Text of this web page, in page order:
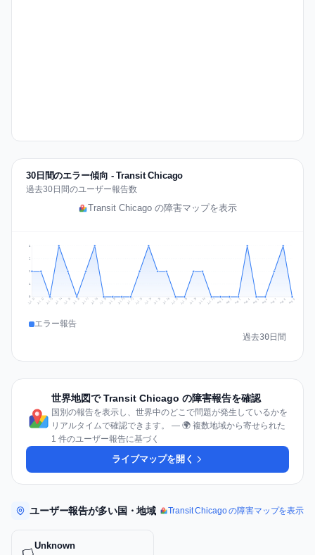
30日間のエラー傾向 - Transit Chicago
過去30日間のユーザー報告数
Transit Chicago の障害マップを表示
1
1
2
2
Jul 11 Jul 12 Jul 13 Jul 14 Jul 15 Jul 16 Jul 17 Jul 18 Jul 19 Jul 20 Jul 21 Jul 22 Jul 23 Jul 24 Jul 25 Jul 26 Jul 27 Jul 28 Jul 29 Jul 30 Jul 31 Aug 1 Aug 2 Aug 3 Aug 4 Aug 5 Aug 6 Aug 7 Aug 8 Aug 9
エラー報告
過去30日間
世界地図で Transit Chicago の障害報告を確認
国別の報告を表示し、世界中のどこで問題が発生しているかを
リアルタイムで確認できます。 — 🌍 複数地域から寄せられた
1 件のユーザー報告に基づく
ライブマップを開く
ユーザー報告が多い国・地域 Transit Chicago の障害マップを表示
Unknown